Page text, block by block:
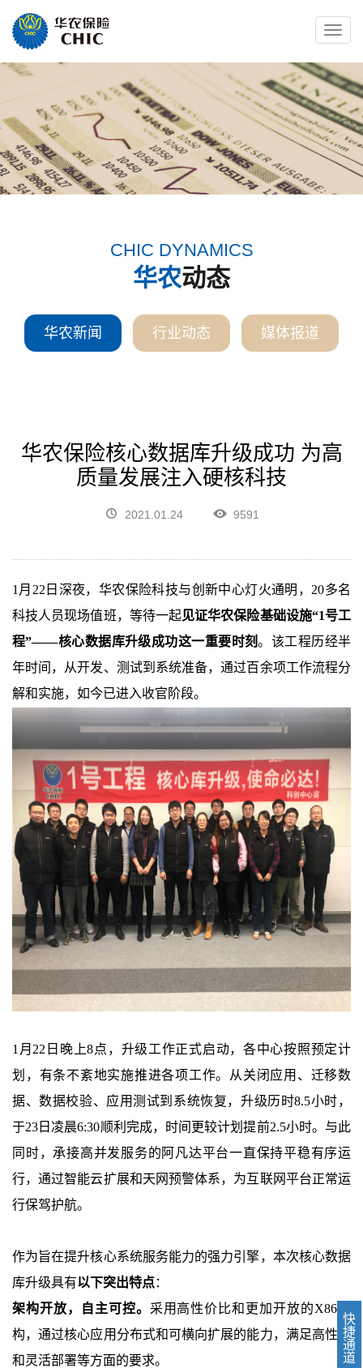
Toggle
CHIC DYNAMICS
华农动态
华农新闻 行业动态 媒体报道
华农保险核心数据库升级成功 为高
质量发展注入硬核科技
2021.01.24 9591
1 月 22 日深夜，华农保险科技与创新中心灯火通明， 20多名
科技人员现场值班，等待一起见证华农保险基础设施“1号工
程”——核心数据库升级成功这一重要时刻。该工程历经半
年时间，从开发、测试到系统准备，通过百余项工作流程分
解和实施，如今已进入收官阶段。
1 月 22 日晚上8点，升级工作正式启动，各中心按照预定计
划，有条不紊地实施推进各项工作。从关闭应用、迁移数
据、数据校验、应用测试到系统恢复，升级历时8.5小时，
于23 日凌晨6:30顺利完成，时间更较计划提前2.5小时。与此
同时，承接高并发服务的阿凡达平台一直保持平稳有序运
行，通过智能云扩展和天网预警体系，为互联网平台正常运
行保驾护航。
作为旨在提升核心系统服务能力的强力引擎，本次核心数据
库升级具有以下突出特点：
架构开放，自主可控。 采用高性价比和更加开放的X86
构，通过核心应用分布式和可横向扩展的能力，满足高性能
和灵活部署等方面的要求。
快
捷
通
道